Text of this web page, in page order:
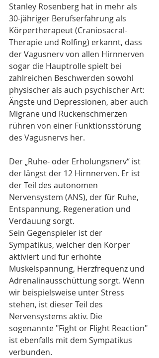
Stanley Rosenberg hat in mehr als
30-jähriger Berufserfahrung als
Körpertherapeut (Craniosacral-
Therapie und Rolfing) erkannt, dass
der Vagusnerv von allen Hirnnerven
sogar die Hauptrolle spielt bei
zahlreichen Beschwerden sowohl
physischer als auch psychischer Art:
Ängste und Depressionen, aber auch
Migräne und Rückenschmerzen
rühren von einer Funktionsstörung
des Vagusnervs her.
Der „Ruhe- oder Erholungsnerv“ ist
der längst der 12 Hirnnerven. Er ist
der Teil des autonomen
Nervensystem (ANS), der für Ruhe,
Entspannung, Regeneration und
Verdauung sorgt.
Sein Gegenspieler ist der
Sympatikus, welcher den Körper
aktiviert und für erhöhte
Muskelspannung, Herzfrequenz und
Adrenalinausschüttung sorgt. Wenn
wir beispielsweise unter Stress
stehen, ist dieser Teil des
Nervensystems aktiv. Die
sogenannte "Fight or Flight Reaction"
ist ebenfalls mit dem Sympatikus
verbunden.